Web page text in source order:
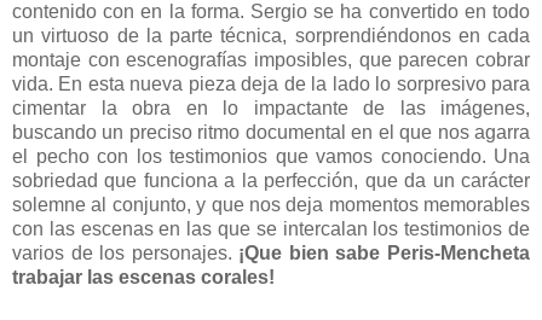
contenido con en la forma. Sergio se ha convertido en todo
un virtuoso de la parte técnica, sorprendiéndonos en cada
montaje con escenografías imposibles, que parecen cobrar
vida. En esta nueva pieza deja de la lado lo sorpresivo para
cimentar la obra en lo impactante de las imágenes,
buscando un preciso ritmo documental en el que nos agarra
el pecho con los testimonios que vamos conociendo. Una
sobriedad que funciona a la perfección, que da un carácter
solemne al conjunto, y que nos deja momentos memorables
con las escenas en las que se intercalan los testimonios de
varios de los personajes. ¡Que bien sabe Peris-Mencheta
trabajar las escenas corales!